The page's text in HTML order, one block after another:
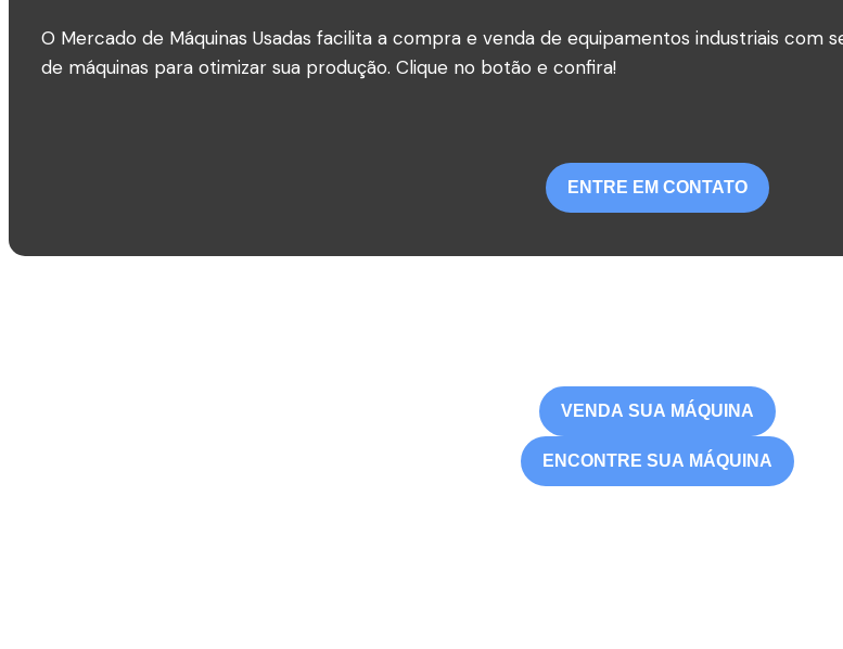
O Mercado de Máquinas Usadas facilita a compra e venda de equipamentos industriais com
de máquinas para otimizar sua produção. Clique no botão e confira!
ENTRE EM CONTATO
VENDA SUA MÁQUINA
ENCONTRE SUA MÁQUINA